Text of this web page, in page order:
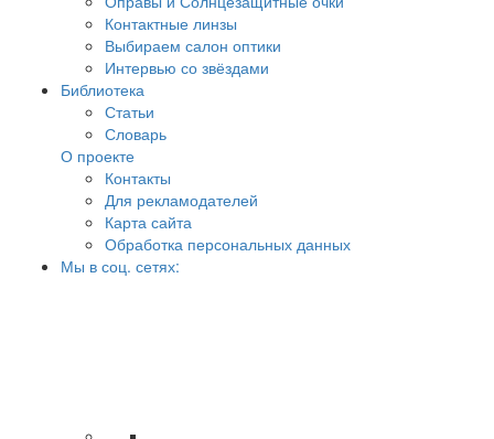
Контактные линзы
Выбираем салон оптики
Интервью со звёздами
Библиотека
Статьи
Словарь
О проекте
Контакты
Для рекламодателей
Карта сайта
Обработка персональных данных
Мы в соц. сетях: